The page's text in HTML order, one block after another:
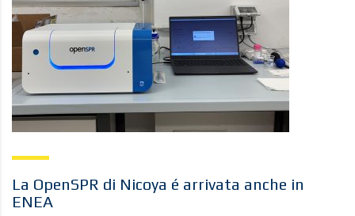
La OpenSPR di Nicoya é arrivata anche in
ENEA